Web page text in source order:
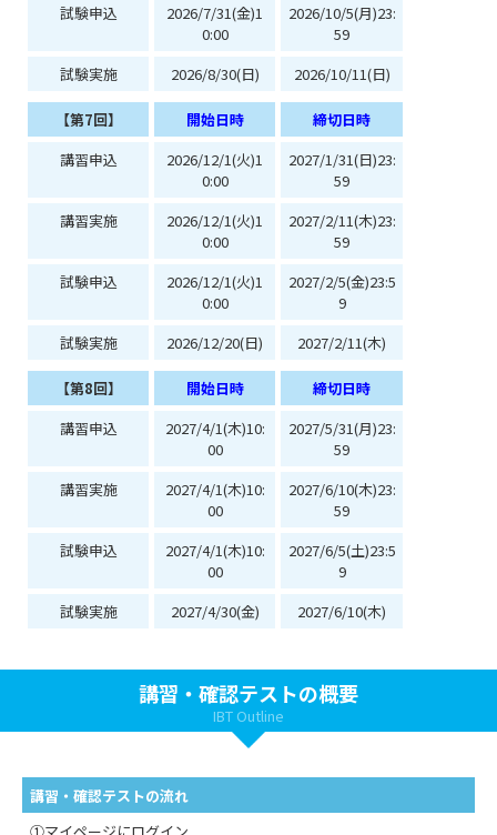
試験申込
2026/7/31(金)1
0:00
2026/10/5(月)23:
59
試験実施
2026/8/30(日) 2026/10/11(日)
【第7回】 開始日時
締切日時
講習申込
2026/12/1(火)1
0:00
2027/1/31(日)23:
59
講習実施
2026/12/1(火)1
0:00
2027/2/11(木)23:
59
試験申込
2026/12/1(火)1
0:00
2027/2/5(金)23:5
9
試験実施
2026/12/20(日) 2027/2/11(木)
【第8回】 開始日時
締切日時
講習申込
2027/4/1(木)10:
00
2027/5/31(月)23:
59
講習実施
2027/4/1(木)10:
00
2027/6/10(木)23:
59
試験申込
2027/4/1(木)10:
00
2027/6/5(土)23:5
9
試験実施
2027/4/30(金) 2027/6/10(木)
講習・確認テストの概要
IBT Outline
講習・確認テストの流れ